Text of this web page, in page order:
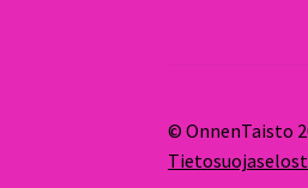
© OnnenTaisto